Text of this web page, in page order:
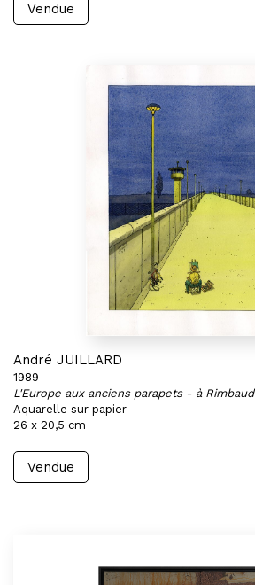
Vendue
André JUILLARD
1989
L'Europe aux anciens parapets - à Rimbaud
Aquarelle sur papier
26 x 20,5 cm
Vendue